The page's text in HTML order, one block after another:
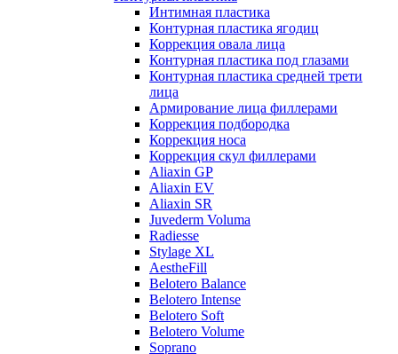
Интимная пластика
Контурная пластика ягодиц
Коррекция овала лица
Контурная пластика под глазами
Контурная пластика средней трети
лица
Армирование лица филлерами
Коррекция подбородка
Коррекция носа
Коррекция скул филлерами
Aliaxin GP
Aliaxin EV
Aliaxin SR
Juvederm Voluma
Radiesse
Stylage XL
AestheFill
Belotero Balance
Belotero Intense
Belotero Soft
Belotero Volume
Soprano